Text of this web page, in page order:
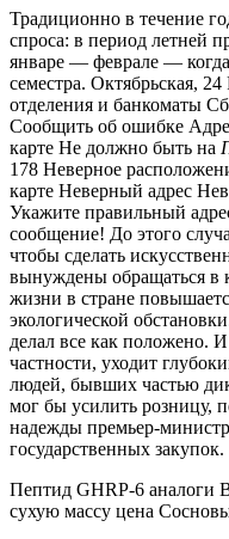
Традиционно в течение
спроса: в период летней
январе — феврале —
семестра. Октябрьская,
отделения и банкоматы
Сообщить об ошибке
карте Не должно быть на
178 Неверное
карте Неверный адрес
Укажите правильный
сообщение! До этого
чтобы сделать
вынуждены обращаться в
жизни в стране
экологической
делал все как положено.
частности, уходит
людей, бывших частью
мог бы усилить розницу,
надежды премьер-
государственных закупок.
Пептид GHRP-6 аналоги
сухую массу цена